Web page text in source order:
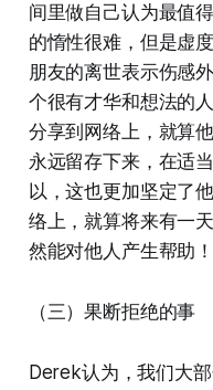
间里做自己认为最值
的惰性很难，但是虚
朋友的离世表示伤感
个很有才华和想法的
分享到网络上，就算
永远留存下来，在适
以，这也更加坚定了
络上，就算将来有一
然能对他人产生帮助！
（三）果断拒绝的事
Derek认为，我们大